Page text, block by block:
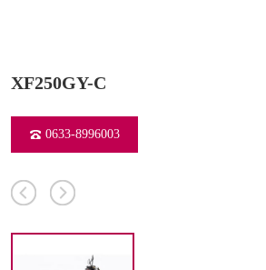
XF250GY-C
0633-8996003